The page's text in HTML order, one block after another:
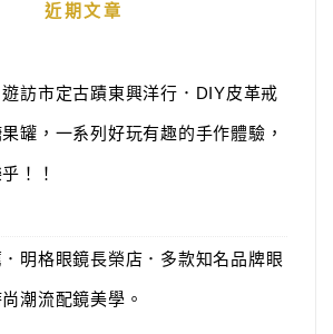
近期文章
訪市定古蹟東興洋行．DIY皮革戒
罐，一系列好玩有趣的手作體驗，
！！
明格眼鏡長榮店．多款知名品牌眼
潮流配鏡美學。